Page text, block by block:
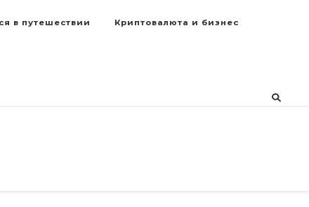
в путешествии Криптовалюта и бизнес